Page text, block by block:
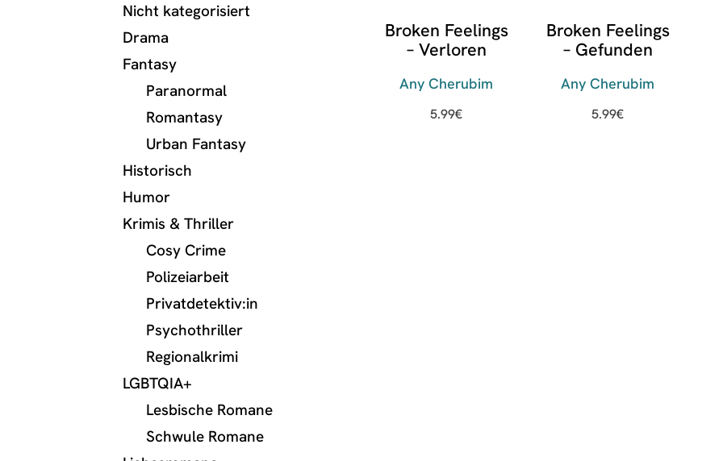
Broken Feelings
– Verloren
Any Cherubim
5.99€
Broken Feelings
– Gefunden
Any Cherubim
5.99€
Nicht kategorisiert
Drama
Fantasy
Paranormal
Romantasy
Urban Fantasy
Historisch
Humor
Krimis & Thriller
Cosy Crime
Polizeiarbeit
Privatdetektiv:in
Psychothriller
Regionalkrimi
LGBTQIA+
Lesbische Romane
Schwule Romane